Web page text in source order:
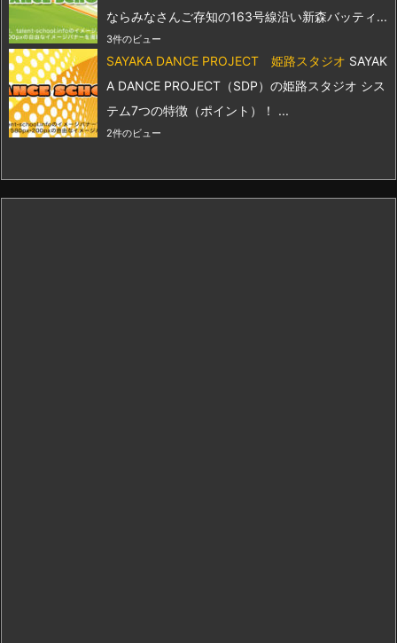
ならみなさんご存知の163号線沿い新森バッティ...
3件のビュー
SAYAKA DANCE PROJECT 姫路スタジオ SAYAK
A DANCE PROJECT（SDP）の姫路スタジオ シス
テム7つの特徴（ポイント）！ ...
2件のビュー